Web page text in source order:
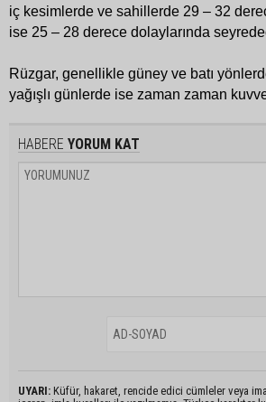
iç kesimlerde ve sahillerde 29 – 32
ise 25 – 28 derece dolaylarında
Rüzgar, genellikle güney ve batı
yağışlı günlerde ise zaman zaman
HABERE YORUM KAT
UYARI: Küfür, hakaret, rencide edici cümleler veya